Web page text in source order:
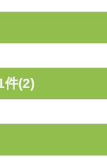
件(2)